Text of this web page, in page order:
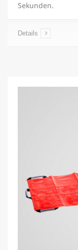
Sekunden.
Details